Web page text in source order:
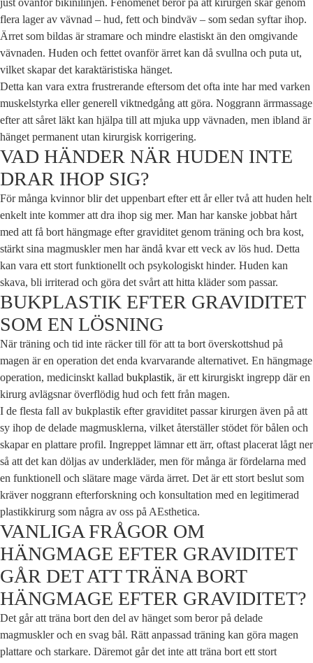
just ovanför bikinilinjen. Fenomenet beror på att kirurgen skär genom
flera lager av vävnad – hud, fett och bindväv – som sedan syftar ihop.
Ärret som bildas är stramare och mindre elastiskt än den omgivande
vävnaden. Huden och fettet ovanför ärret kan då svullna och puta ut,
vilket skapar det karaktäristiska hänget.
Detta kan vara extra frustrerande eftersom det ofta inte har med varken
muskelstyrka eller generell viktnedgång att göra. Noggrann ärrmassage
efter att såret läkt kan hjälpa till att mjuka upp vävnaden, men ibland är
hänget permanent utan kirurgisk korrigering.
VAD HÄNDER NÄR HUDEN INTE
DRAR IHOP SIG?
För många kvinnor blir det uppenbart efter ett år eller två att huden helt
enkelt inte kommer att dra ihop sig mer. Man har kanske jobbat hårt
med att få bort hängmage efter graviditet genom träning och bra kost,
stärkt sina magmuskler men har ändå kvar ett veck av lös hud. Detta
kan vara ett stort funktionellt och psykologiskt hinder. Huden kan
skava, bli irriterad och göra det svårt att hitta kläder som passar.
BUKPLASTIK EFTER GRAVIDITET
SOM EN LÖSNING
När träning och tid inte räcker till för att ta bort överskottshud på
magen är en operation det enda kvarvarande alternativet. En hängmage
operation, medicinskt kallad bukplastik, är ett kirurgiskt ingrepp där en
kirurg avlägsnar överflödig hud och fett från magen.
I de flesta fall av bukplastik efter graviditet passar kirurgen även på att
sy ihop de delade magmusklerna, vilket återställer stödet för bålen och
skapar en plattare profil. Ingreppet lämnar ett ärr, oftast placerat lågt ner
så att det kan döljas av underkläder, men för många är fördelarna med
en funktionell och slätare mage värda ärret. Det är ett stort beslut som
kräver noggrann efterforskning och konsultation med en legitimerad
plastikkirurg som några av oss på AEsthetica.
VANLIGA FRÅGOR OM
HÄNGMAGE EFTER GRAVIDITET
GÅR DET ATT TRÄNA BORT
HÄNGMAGE EFTER GRAVIDITET?
Det går att träna bort den del av hänget som beror på delade
magmuskler och en svag bål. Rätt anpassad träning kan göra magen
plattare och starkare. Däremot går det inte att träna bort ett stort